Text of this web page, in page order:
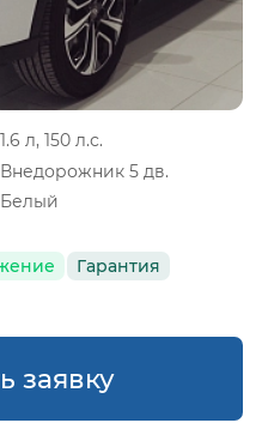
1.6 л, 150 л.с.
Внедорожник 5 дв.
Белый
Гарантия
заявку